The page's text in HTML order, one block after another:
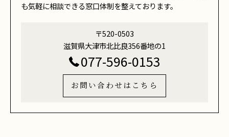
も気軽に相談できる窓口体制を整えております。
〒520-0503
滋賀県大津市北比良356番地の1
077-596-0153
お問い合わせはこちら